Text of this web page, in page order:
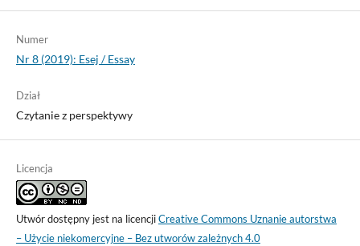
Numer
Nr 8 (2019): Esej / Essay
Dział
Czytanie z perspektywy
Licencja
Utwór dostępny jest na licencjiCreative Commons Uznanie autorstwa
– Użycie niekomercyjne – Bez utworów zależnych 4.0